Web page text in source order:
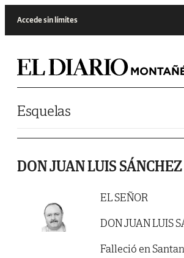
Accede sin límites
Esquelas
DON JUAN LUIS
EL SEÑOR
DON JUAN LUIS
Falleció en